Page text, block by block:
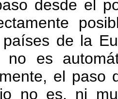
desde el
de la
no es
el paso
no es, ni